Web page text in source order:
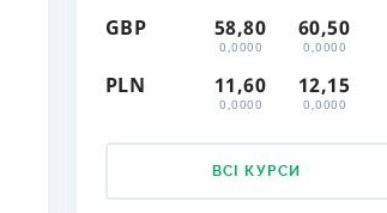
ПУТІВНИКИ ПО
ВІДГУКИ ПРО СТРАХОВІ
GBP 58,80
0,0000
60,50
0,0000
PLN 11,60
0,0000
12,15
0,0000
ВСІ КУРСИ